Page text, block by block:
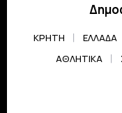
ΚΡΗΤΗ ΕΛΛΆΔΑ
ΑΘΛΗΤΙΚΆ